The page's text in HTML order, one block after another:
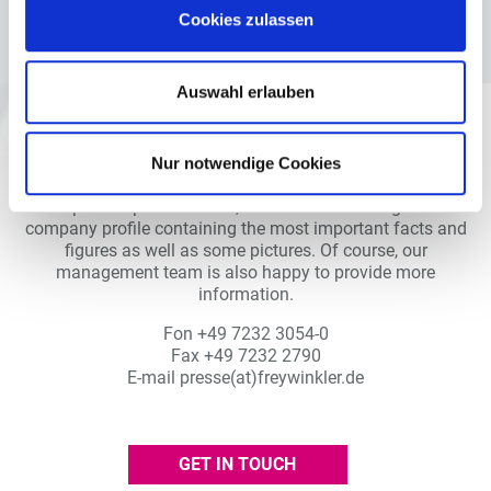
Cookies zulassen
Auswahl erlauben
Nur notwendige Cookies
Press contact.
For press representatives, we have collated a general
company profile containing the most important facts and
figures as well as some pictures. Of course, our
management team is also happy to provide more
information.
Fon +49 7232 3054-0
Fax +49 7232 2790
E-mail presse(at)freywinkler.de
GET IN TOUCH